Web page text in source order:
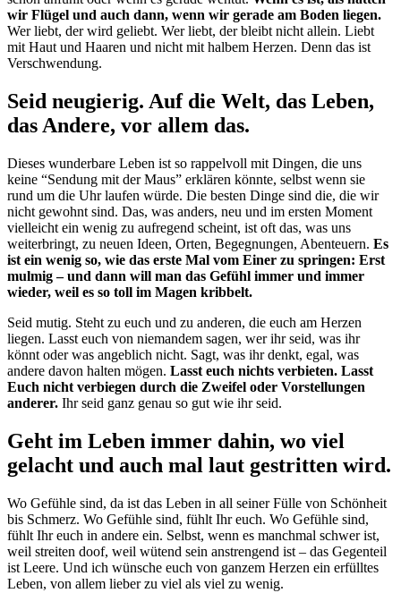
wir Flügel und auch dann, wenn wir gerade am Boden liegen.
Wer liebt, der wird geliebt. Wer liebt, der bleibt nicht allein. Liebt
mit Haut und Haaren und nicht mit halbem Herzen. Denn das ist
Verschwendung.
Seid neugierig. Auf die Welt, das Leben,
das Andere, vor allem das.
Dieses wunderbare Leben ist so rappelvoll mit Dingen, die uns
keine “Sendung mit der Maus” erklären könnte, selbst wenn sie
rund um die Uhr laufen würde. Die besten Dinge sind die, die wir
nicht gewohnt sind. Das, was anders, neu und im ersten Moment
vielleicht ein wenig zu aufregend scheint, ist oft das, was uns
weiterbringt, zu neuen Ideen, Orten, Begegnungen, Abenteuern. Es
ist ein wenig so, wie das erste Mal vom Einer zu springen: Erst
mulmig – und dann will man das Gefühl immer und immer
wieder, weil es so toll im Magen kribbelt.
Seid mutig. Steht zu euch und zu anderen, die euch am Herzen
liegen. Lasst euch von niemandem sagen, wer ihr seid, was ihr
könnt oder was angeblich nicht. Sagt, was ihr denkt, egal, was
andere davon halten mögen. Lasst euch nichts verbieten. Lasst
Euch nicht verbiegen durch die Zweifel oder Vorstellungen
anderer. Ihr seid ganz genau so gut wie ihr seid.
Geht im Leben immer dahin, wo viel
gelacht und auch mal laut gestritten wird.
Wo Gefühle sind, da ist das Leben in all seiner Fülle von Schönheit
bis Schmerz. Wo Gefühle sind, fühlt Ihr euch. Wo Gefühle sind,
fühlt Ihr euch in andere ein. Selbst, wenn es manchmal schwer ist,
weil streiten doof, weil wütend sein anstrengend ist – das Gegenteil
ist Leere. Und ich wünsche euch von ganzem Herzen ein erfülltes
Leben, von allem lieber zu viel als viel zu wenig.